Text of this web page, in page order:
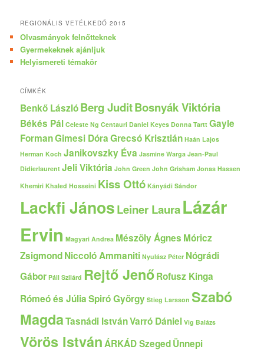
REGIONÁLIS VETÉLKEDŐ 2015
Olvasmányok felnőtteknek
Gyermekeknek ajánljuk
Helyismereti témakör
CÍMKÉK
Benkő LászlóBerg JuditBosnyák Viktória
Békés Pál Celeste Ng Centauri Daniel Keyes Donna Tartt Gayle
FormanGimesi DóraGrecsó Krisztián Haán Lajos
Herman Koch Janikovszky Éva Jasmine Warga Jean-Paul
Didierlaurent Jeli Viktória John Green John Grisham Jonas Hassen
Khemiri Khaled Hosseini Kiss Ottó Kányádi Sándor
Lackfi JánosLeiner LauraLázár
Ervin Magyari Andrea Mészöly Ágnes Móricz
ZsigmondNiccoló Ammaniti Nyulász Péter Nógrádi
Gábor Páll Szilárd Rejtő JenőRofusz Kinga
Rómeó és JúliaSpiró György Stieg Larsson Szabó
MagdaTasnádi IstvánVarró Dániel Vig Balázs
Vörös IstvánÁRKÁD SzegedÜnnepi